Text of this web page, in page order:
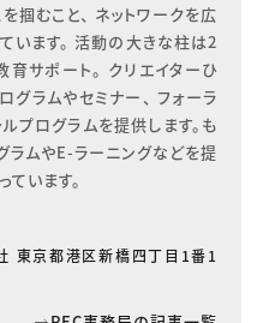
掴むこと、 ネットワークを広
います。 活動の大きな柱は2
育サポート。 クリエイターひ
グラムやセミナー、 フォーラ
プログラムを提供します。も
ラムやE-ラーニングなどを提
います。
東京都港区新橋四丁目1番1